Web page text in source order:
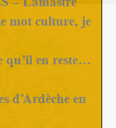
mot culture, je
qu’il en reste…
d’Ardèche en